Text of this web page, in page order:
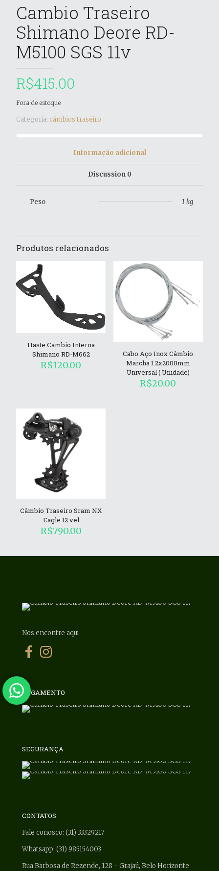
Cambio Traseiro
Shimano Deore RD-
M5100 SGS 11v
R$415.00
Fora de estoque
Categoria: câmbios traseiro
Informação adicional
Discussion 0
Peso 1 kg
Produtos relacionados
Haste Cambio Interna
Shimano RD-M662
R$120.00
Cabo Aço Inox Câmbio
Marcha 1.2x2000mm
Universal ( Unidade)
R$20.00
Câmbio Traseiro Sram NX
Eagle 12 vel
R$790.00
Nos encontre aqui
PAGAMENTO
SEGURANÇA
CONTATOS
Fale conosco: (31) 33329217
Whatsapp: (31) 985154003
Rua Barbosa de Rezende, 128 - Grajaú, Belo Horizonte